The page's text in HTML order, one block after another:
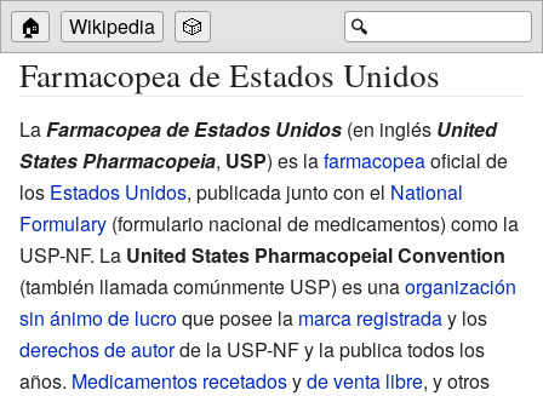
🔍
🏠 Wikipedia 🎲
Farmacopea de Estados Unidos
LaFarmacopea de Estados Unidos (en inglés United
States Pharmacopeia, USP) es lafarmacopeaoficial de
los Estados Unidos, publicada junto con el National
Formulary (formulario nacional de medicamentos) como la
USP-NF. La United States Pharmacopeial Convention
(también llamada comúnmente USP) es unaorganización
sin ánimo de lucroque posee la marca registraday los
derechos de autorde la USP-NF y la publica todos los
años. Medicamentos recetadosyde venta libre, y otros